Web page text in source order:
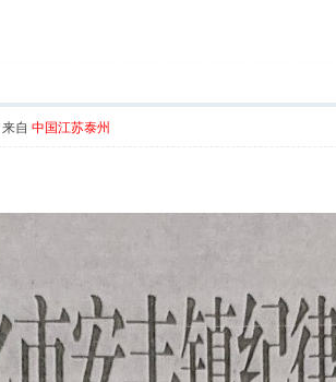
来自 中国江苏泰州